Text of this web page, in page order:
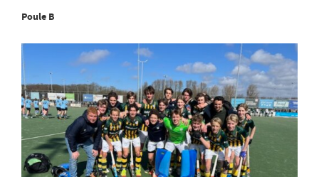
Poule B